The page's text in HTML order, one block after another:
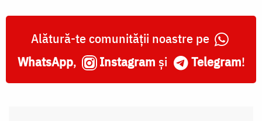
Alătură-te comunității noastre pe
WhatsApp, Instagram și Telegram!